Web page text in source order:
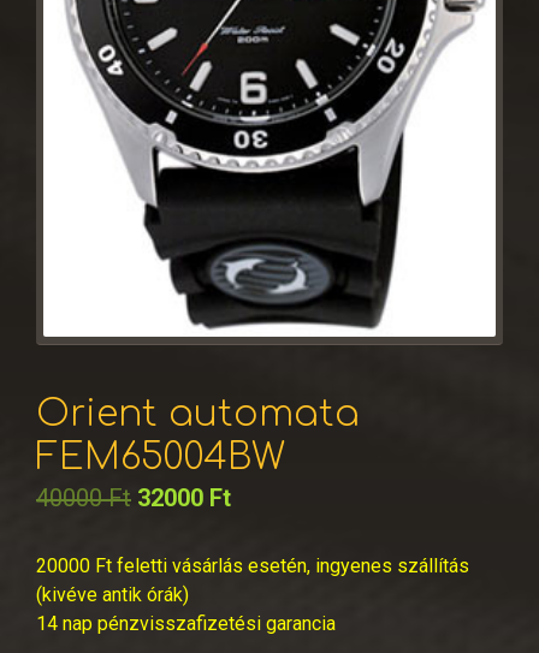
Orient automata
FEM65004BW
40000Ft 32000 Ft
20000 Ft feletti vásárlás esetén, ingyenes szállítás
(kivéve antik órák)
14 nap pénzvisszafizetési garancia